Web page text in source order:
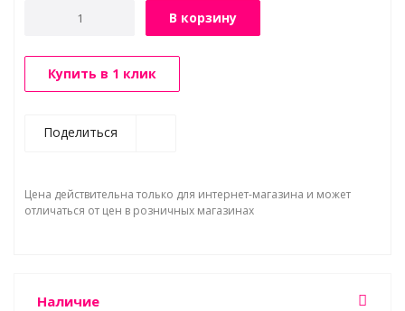
В корзину
Купить в 1 клик
Поделиться
Цена действительна только для интернет-магазина и может
отличаться от цен в розничных магазинах
Наличие